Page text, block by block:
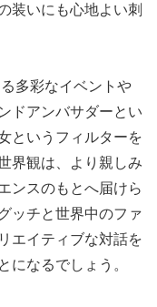
装いにも心地よい刺
多彩なイベントや
ドアンバサダーとい
というフィルターを
界観は、より親しみ
ンスのもとへ届けら
ッチと世界中のファ
エイティブな対話を
になるでしょう。